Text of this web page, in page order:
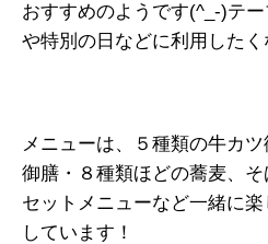
おすすめのようです(^_-)テ
や特別の日などに利用したく
メニューは、５種類の牛カ
御膳・８種類ほどの蕎麦、
セットメニューなど一緒に
しています！